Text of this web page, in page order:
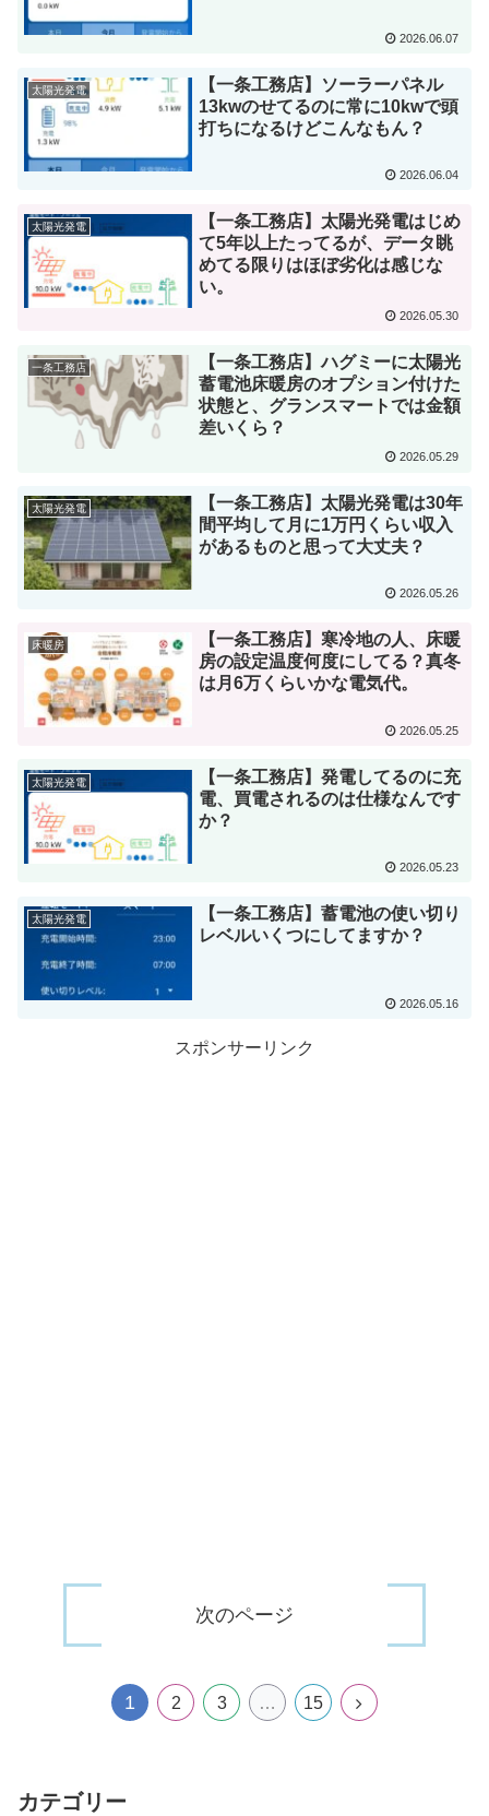
2026.06.07
太陽光発電
【一条工務店】ソーラーパネル
13kwのせてるのに常に10kwで頭
打ちになるけどこんなもん？
2026.06.04
太陽光発電
【一条工務店】太陽光発電はじめ
て5年以上たってるが、データ眺
めてる限りはほぼ劣化は感じな
い。
2026.05.30
一条工務店
【一条工務店】ハグミーに太陽光
蓄電池床暖房のオプション付けた
状態と、グランスマートでは金額
差いくら？
2026.05.29
太陽光発電
【一条工務店】太陽光発電は30年
間平均して月に1万円くらい収入
があるものと思って大丈夫？
2026.05.26
床暖房
【一条工務店】寒冷地の人、床暖
房の設定温度何度にしてる？真冬
は月6万くらいかな電気代。
2026.05.25
太陽光発電
【一条工務店】発電してるのに充
電、買電されるのは仕様なんです
か？
2026.05.23
太陽光発電
【一条工務店】蓄電池の使い切り
レベルいくつにしてますか？
2026.05.16
スポンサーリンク
次のページ
1 2 3 … 15
カテゴリー